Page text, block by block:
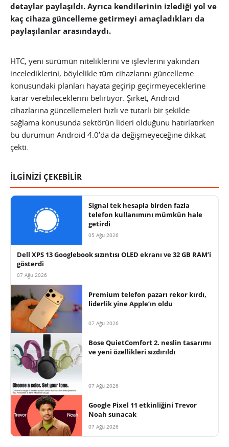
detaylar paylaşıldı. Ayrıca kendilerinin izlediği yol ve
kaç cihaza güncelleme getirmeyi amaçladıkları da
paylaşılanlar arasındaydı.
HTC, yeni sürümün niteliklerini ve işlevlerini yakından
incelediklerini, böylelikle tüm cihazlarını güncelleme
konusundaki planları hayata geçirip geçirmeyeceklerine
karar verebileceklerini belirtiyor. Şirket, Android
cihazlarına güncellemeleri hızlı ve tutarlı bir şekilde
sağlama konusunda sektörün lideri olduğunu hatırlatırken
bu durumun Android 4.0’da da değişmeyeceğine dikkat
çekti.
İLGİNİZİ ÇEKEBİLİR
Signal tek hesapla birden fazla
telefon kullanımını mümkün hale
getirdi
05 Ağu 2026
Dell XPS 13 Googlebook sızıntısı OLED ekranı ve 32 GB RAM’i
gösterdi
07 Ağu 2026
Premium telefon pazarı rekor kırdı,
liderlik yine Apple’ın oldu
07 Ağu 2026
Bose QuietComfort 2. neslin tasarımı
ve yeni özellikleri sızdırıldı
07 Ağu 2026
Google Pixel 11 etkinliğini Trevor
Noah sunacak
07 Ağu 2026